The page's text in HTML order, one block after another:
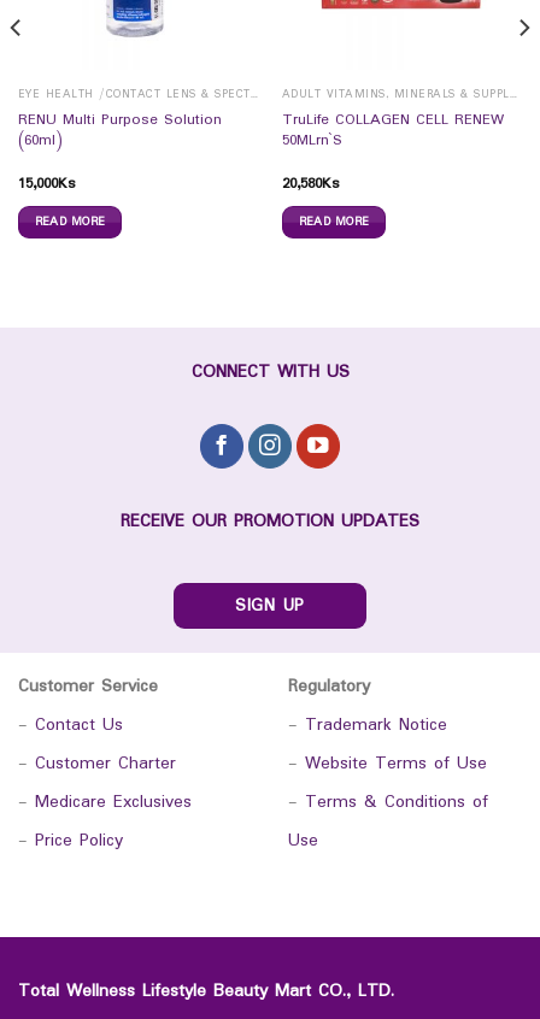
EYE HEALTH /CONTACT LENS & SPECTICALS
RENU Multi Purpose Solution
(60ml)
15,000Ks
READ MORE
ADULT VITAMINS, MINERALS & SUPPLEMENTS
TruLife COLLAGEN CELL RENEW
50MLrn`S
20,580Ks
READ MORE
CONNECT WITH US
RECEIVE OUR PROMOTION UPDATES
SIGN UP
Customer Service
- Contact Us
- Customer Charter
- Medicare Exclusives
- Price Policy
Regulatory
- Trademark Notice
- Website Terms of Use
- Terms & Conditions of
Use
Total Wellness Lifestyle Beauty Mart CO., LTD.